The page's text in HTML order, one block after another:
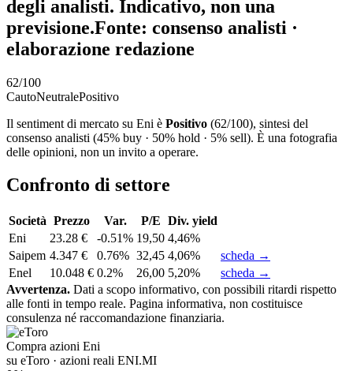
degli analisti. Indicativo, non una
previsione.Fonte: consenso analisti ·
elaborazione redazione
62/100
CautoNeutralePositivo
Il sentiment di mercato su Eni è Positivo (62/100), sintesi del
consenso analisti (45% buy · 50% hold · 5% sell). È una fotografia
delle opinioni, non un invito a operare.
Confronto di settore
Società Prezzo Var. P/E Div. yield
Eni
23.28 € -0.51% 19,50 4,46%
Saipem 4.347 € 0.76% 32,45 4,06%
scheda →
Enel
10.048 € 0.2% 26,00 5,20%
scheda →
Avvertenza. Dati a scopo informativo, con possibili ritardi rispetto
alle fonti in tempo reale. Pagina informativa, non costituisce
consulenza né raccomandazione finanziaria.
Compra azioni Eni
su eToro · azioni reali ENI.MI